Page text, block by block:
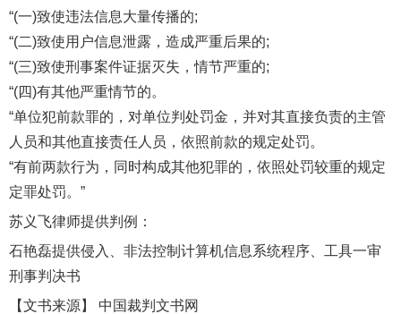
“(一)致使违法信息大量传播的;
“(二)致使用户信息泄露，造成严重后果的;
“(三)致使刑事案件证据灭失，情节严重的;
“(四)有其他严重情节的。
“单位犯前款罪的，对单位判处罚金，并对其直接负责的主管
人员和其他直接责任人员，依照前款的规定处罚。
“有前两款行为，同时构成其他犯罪的，依照处罚较重的规定
定罪处罚。”
苏义飞律师提供判例：
石艳磊提供侵入、非法控制计算机信息系统程序、工具一审
刑事判决书
【文书来源】 中国裁判文书网